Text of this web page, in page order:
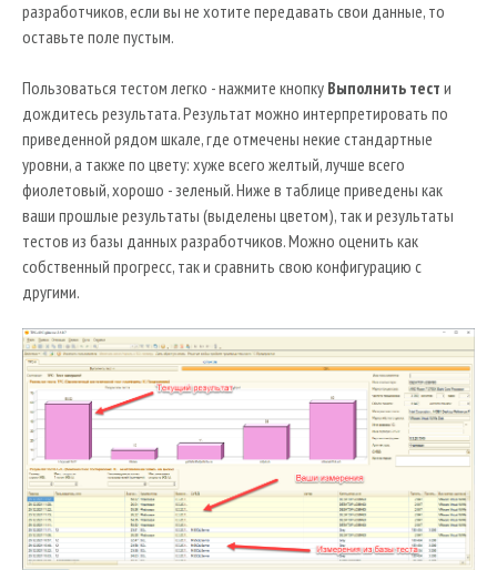
разработчиков, если вы не хотите передавать свои данные, то
оставьте поле пустым.
Пользоваться тестом легко - нажмите кнопку Выполнить тест и
дождитесь результата. Результат можно интерпретировать по
приведенной рядом шкале, где отмечены некие стандартные
уровни, а также по цвету: хуже всего желтый, лучше всего
фиолетовый, хорошо - зеленый. Ниже в таблице приведены как
ваши прошлые результаты (выделены цветом), так и результаты
тестов из базы данных разработчиков. Можно оценить как
собственный прогресс, так и сравнить свою конфигурацию с
другими.